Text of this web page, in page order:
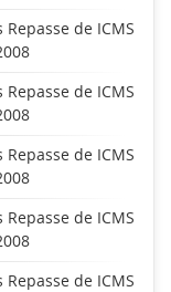
de ICMS
de ICMS
de ICMS
de ICMS
de ICMS